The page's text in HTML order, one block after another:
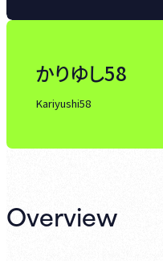
かりゆし58
Kariyushi58
Overview